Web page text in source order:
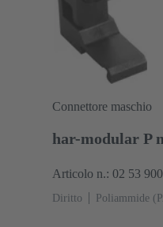
Connettore maschio
har-modular P
Articolo n.: 02 53
Diritto Poliammide